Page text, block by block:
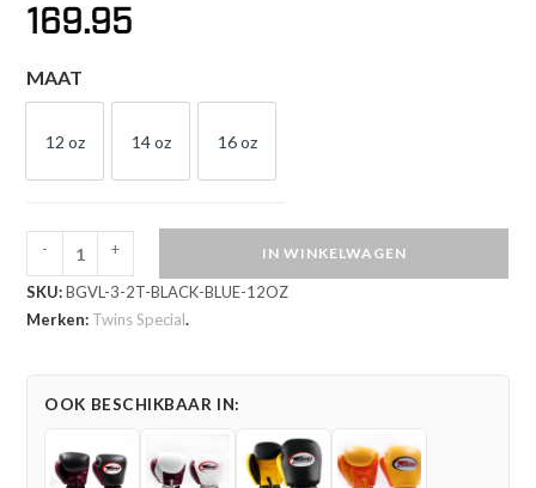
169.95
MAAT
12 oz
12 OZ
14 oz
14 OZ
16 oz
16 OZ
Special
BGVL
(BGVL-
2TBLACKBLUE)
- + IN WINKELWAGEN
SKU:BGVL-3-2T-BLACK-BLUE-12OZ
Merken: Twins Special.
OOK BESCHIKBAAR IN: